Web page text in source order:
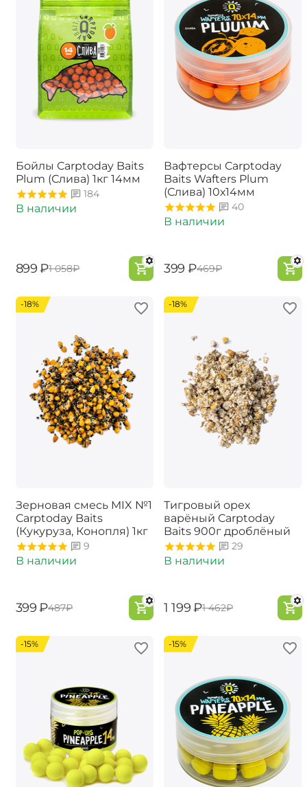
Бойлы Carptoday Baits
Plum (Слива) 1кг 14мм
184
В наличии
‍899‍ ₽‍1 058‍₽
Вафтерсы Carptoday
Baits Wafters Plum
(Слива) 10х14мм
40
В наличии
‍399‍ ₽‍469‍₽
-18%
Зерновая смесь MIX №1
Carptoday Baits
(Кукуруза, Конопля) 1кг
9
В наличии
‍399‍ ₽‍487‍₽
-18%
Тигровый орех
варёный Carptoday
Baits 900г дроблёный
29
В наличии
‍1 199‍₽‍1 462‍₽
-15% -15%